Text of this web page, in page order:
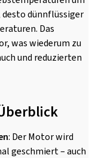
desto dünnflüssiger
Das
was wiederum zu
und reduzierten
: Der Motor wird
geschmiert – auch